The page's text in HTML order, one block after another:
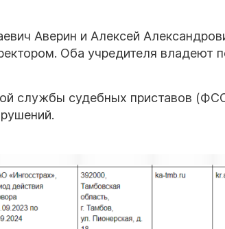
Аверин и Алексей
Оба учредителя владеют
службы судебных приставов